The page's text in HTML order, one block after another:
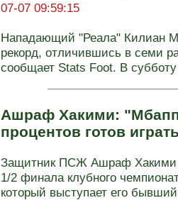
07-07 09:59:15
Нападающий "Реала" Килиан
рекорд, отличившись в семи
сообщает Stats Foot. В
Ашраф Хакими:
процентов готов
Защитник ПСЖ Ашраф Хакими
1/2 финала клубного
который выступает его